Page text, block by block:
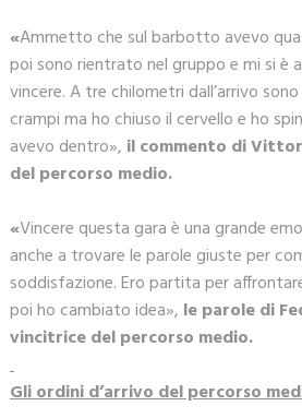
«Ammetto che sul barbotto avevo
poi sono rientrato nel gruppo e mi si è
vincere. A tre chilometri dall’arrivo
crampi ma ho chiuso il cervello e ho
avevo dentro», il commento di
del percorso medio.
«Vincere questa gara è una grande
anche a trovare le parole giuste per
soddisfazione. Ero partita per
poi ho cambiato idea», le parole di
vincitrice del percorso medio.
Gli ordini d’arrivo del percorso